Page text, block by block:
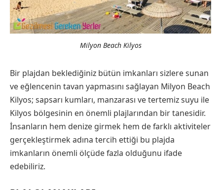
Milyon Beach Kilyos
Bir plajdan beklediğiniz bütün imkanları sizlere sunan
ve eğlencenin tavan yapmasını sağlayan Milyon Beach
Kilyos; sapsarı kumları, manzarası ve tertemiz suyu ile
Kilyos bölgesinin en önemli plajlarından bir tanesidir.
İnsanların hem denize girmek hem de farklı aktiviteler
gerçekleştirmek adına tercih ettiği bu plajda
imkanların önemli ölçüde fazla olduğunu ifade
edebiliriz.